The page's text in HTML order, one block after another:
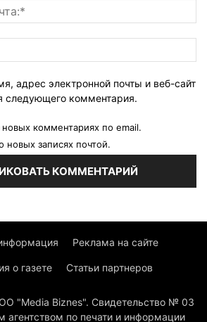
адрес электронной почты и веб-сайт
следующего комментария.
комментариях по email.
новых записях почтой.
Реклама на сайте
о газете Статьи партнеров
"Media Biznes". Свидетельство № 03
агентством по печати и информации